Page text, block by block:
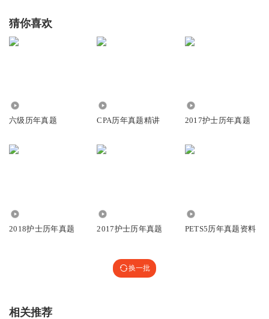
猜你喜欢
六级历年真题 CPA历年真题精讲 2017护士历年真题
2018护士历年真题 2017护士历年真题 PETS5历年真题资料
换一批
相关推荐